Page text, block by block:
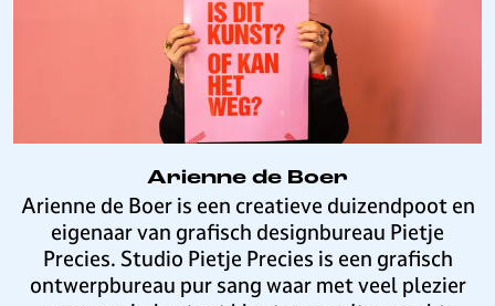
m
K
l
i
p
h
u
i
s
Arienne de Boer
A
r
i
e
Arienne de Boer is een creatieve duizendpoot en
eigenaar van grafisch designbureau Pietje
Precies. Studio Pietje Precies is een grafisch
ontwerpbureau pur sang waar met veel plezier